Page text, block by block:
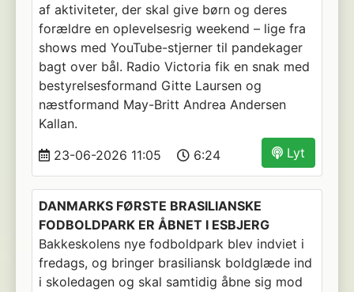
af aktiviteter, der skal give børn og deres
forældre en oplevelsesrig weekend – lige fra
shows med YouTube-stjerner til pandekager
bagt over bål. Radio Victoria fik en snak med
bestyrelsesformand Gitte Laursen og
næstformand May-Britt Andrea Andersen
Kallan.
Lyt
23-06-2026 11:05 6:24
DANMARKS FØRSTE BRASILIANSKE
FODBOLDPARK ER ÅBNET I ESBJERG
Bakkeskolens nye fodboldpark blev indviet i
fredags, og bringer brasiliansk boldglæde ind
i skoledagen og skal samtidig åbne sig mod